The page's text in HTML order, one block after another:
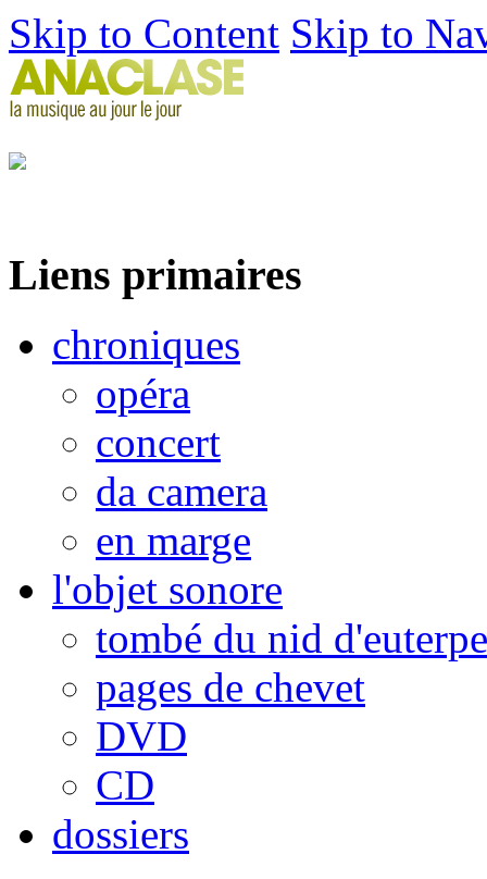
Skip to Content Skip to
Liens primaires
chroniques
opéra
concert
da camera
en marge
l'objet sonore
tombé du nid d'euterpe
pages de chevet
DVD
CD
dossiers